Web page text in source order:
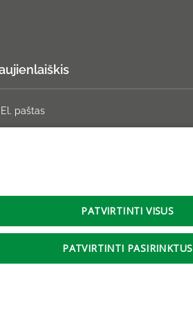
PATVIRTINTI PASIRINKTUS
PATVIRTINTI VISUS